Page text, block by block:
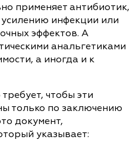
применяет антибиотик,
инфекции или
эффектов. А
анальгетиками
а иногда и к
чтобы эти
только по заключению
документ,
указывает: